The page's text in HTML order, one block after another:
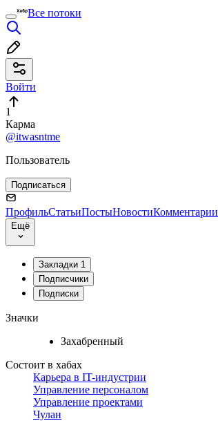
Все потоки
Войти
1
Карма
@itwasntme
Пользователь
Подписаться
ПрофильСтатьиПостыНовостиКомментарии
Ещё
Закладки 1
Подписчики
Подписки
Значки
Захабренный
Состоит в хабах
Карьера в IT-индустрии
Управление персоналом
Управление проектами
Чулан